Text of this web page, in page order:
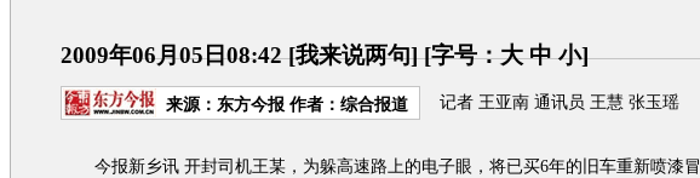
乐盒
2009年06月05日08:42 [我来说两句] [字号：大 中 小]
来源： 东方今报作者：综合报道 记者 王亚南 通讯员 王慧 张玉瑶
今报新乡讯 开封司机王某，为躲高速路上的电子眼，将已买6年的旧车重新喷漆冒